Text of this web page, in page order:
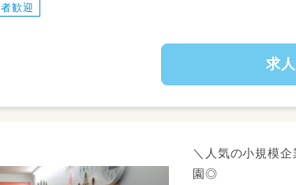
歓迎
求
＼人気の小規模企
園◎